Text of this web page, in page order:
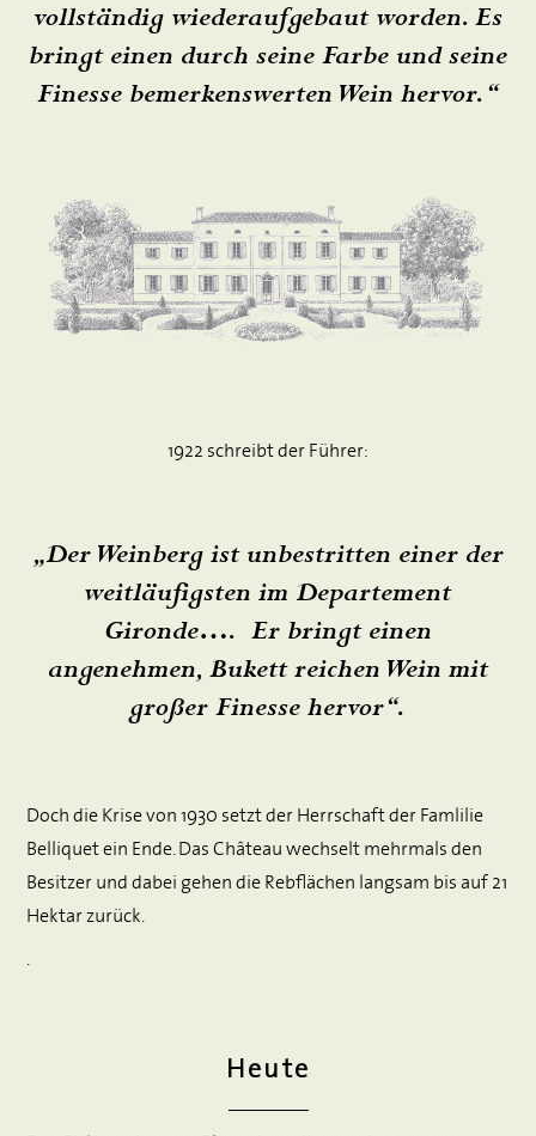
vollständig wiederaufgebaut worden. Es
bringt einen durch seine Farbe und seine
Finesse bemerkenswerten Wein hervor.“
1922 schreibt der Führer:
„Der Weinberg ist unbestritten einer der
weitläufigsten im Departement
Gironde…. Er bringt einen
angenehmen, Bukett reichen Wein mit
großer Finesse hervor“.
Doch die Krise von 1930 setzt der Herrschaft der Famlilie
Belliquet ein Ende. Das Château wechselt mehrmals den
Besitzer und dabei gehen die Rebflächen langsam bis auf 21
Hektar zurück.
.
Heute